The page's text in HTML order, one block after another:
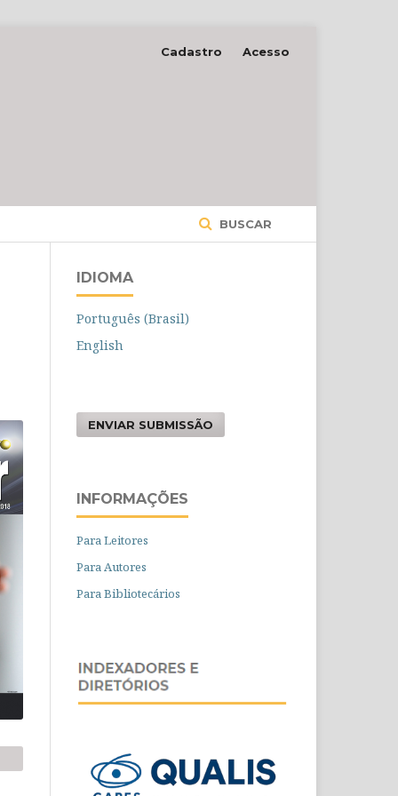
BUSCAR
Cadastro Acesso
IDIOMA
Português (Brasil)
English
ENVIAR SUBMISSÃO
INFORMAÇÕES
Para Leitores
Para Autores
Para Bibliotecários